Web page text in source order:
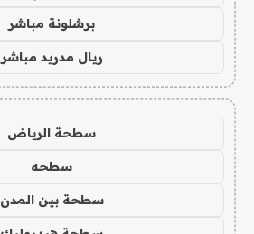
برشلونة مباشر
ريال مدريد مباشر
سطحة الرياض
سطحه
سطحة بين المدن